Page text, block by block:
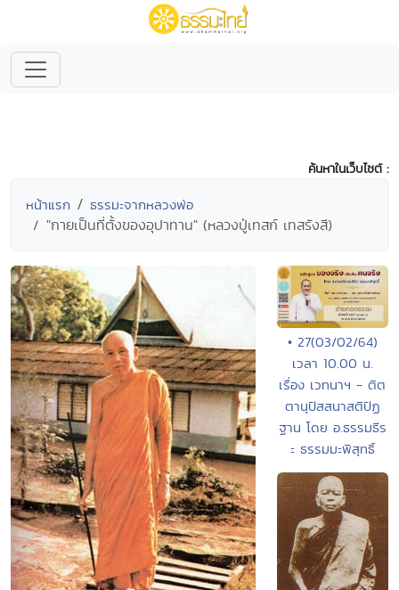
ค้นหาในเว็บไซต์ :
หน้าแรก ธรรมะจากหลวงพ่อ
"กายเป็นที่ตั้งของอุปาทาน" (หลวงปู่เทสก์ เทสรังสี)
• 27(03/02/64)
เวลา 10.00 น.
เรื่อง เวทนาฯ - ติต
ตานุปัสสนาสติปัฏ
ฐาน โดย อ.ธรรมธีร
ะ ธรรมมะพิสุทธิ์